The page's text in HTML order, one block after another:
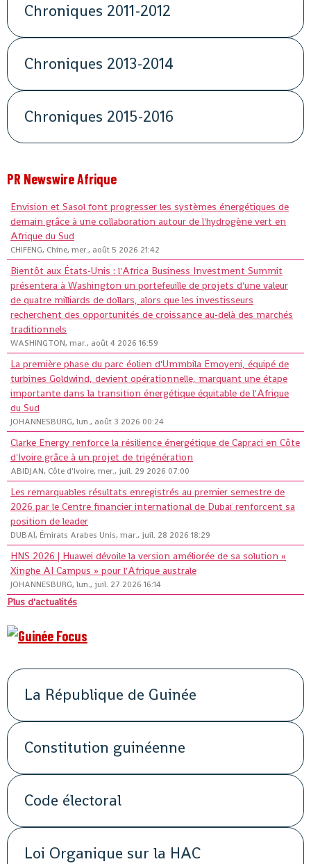
Chroniques 2011-2012
Chroniques 2013-2014
Chroniques 2015-2016
PR Newswire Afrique
Envision et Sasol font progresser les systèmes énergétiques de
demain grâce à une collaboration autour de l'hydrogène vert en
Afrique du Sud
CHIFENG, Chine, mer., août 5 2026 21:42
Bientôt aux États-Unis : l'Africa Business Investment Summit
présentera à Washington un portefeuille de projets d'une valeur
de quatre milliards de dollars, alors que les investisseurs
recherchent des opportunités de croissance au-delà des marchés
traditionnels
WASHINGTON, mar., août 4 2026 16:59
La première phase du parc éolien d'Ummbila Emoyeni, équipé de
turbines Goldwind, devient opérationnelle, marquant une étape
importante dans la transition énergétique équitable de l'Afrique
du Sud
JOHANNESBURG, lun., août 3 2026 00:24
Clarke Energy renforce la résilience énergétique de Capraci en Côte
d'Ivoire grâce à un projet de trigénération
ABIDJAN, Côte d'Ivoire, mer., juil. 29 2026 07:00
Les remarquables résultats enregistrés au premier semestre de
2026 par le Centre financier international de Dubaï renforcent sa
position de leader
DUBAÏ, Émirats Arabes Unis, mar., juil. 28 2026 18:29
HNS 2026 | Huawei dévoile la version améliorée de sa solution «
Xinghe AI Campus » pour l'Afrique australe
JOHANNESBURG, lun., juil. 27 2026 16:14
Plus d'actualités
La République de Guinée
Constitution guinéenne
Code électoral
Loi Organique sur la HAC